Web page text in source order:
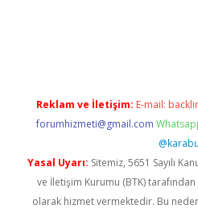
Reklam ve İletişim: E-mail:
forumhizmeti@gmail.com
Yasal Uyarı: Sitemiz, 5651 Sayılı
ve İletişim Kurumu (BTK) tarafından
olarak hizmet vermektedir. Bu